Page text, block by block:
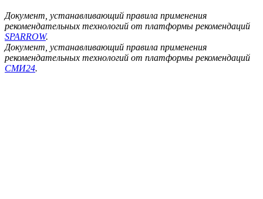
Документ, устанавливающий правила применения
рекомендательных технологий от платформы рекомендаций
SPARROW.
Документ, устанавливающий правила применения
рекомендательных технологий от платформы рекомендаций
СМИ24.